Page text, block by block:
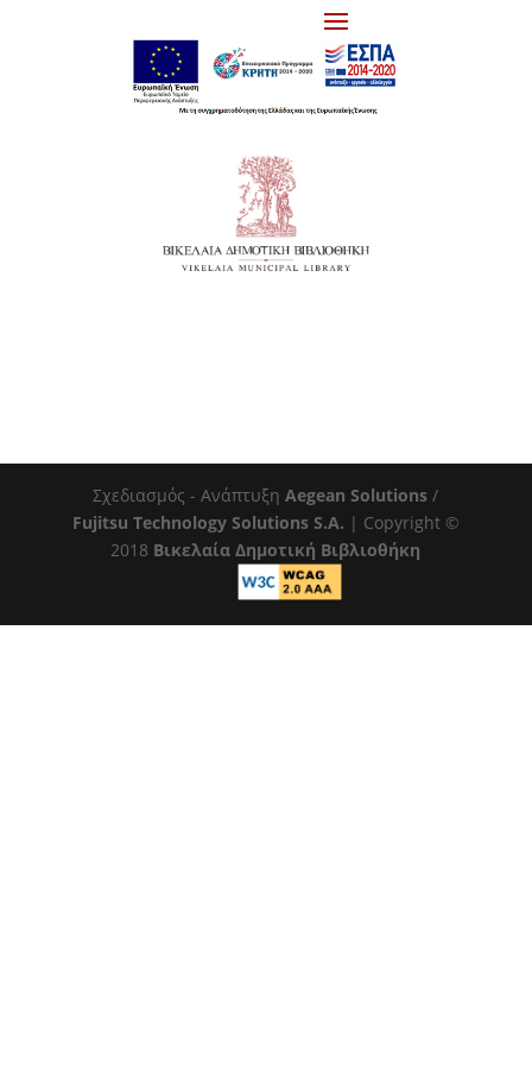
Σχεδιασμός - ΑνάπτυξηAegean Solutions /
Fujitsu Technology Solutions S.A. | Copyright ©
2018 Βικελαία Δημοτική Βιβλιοθήκη